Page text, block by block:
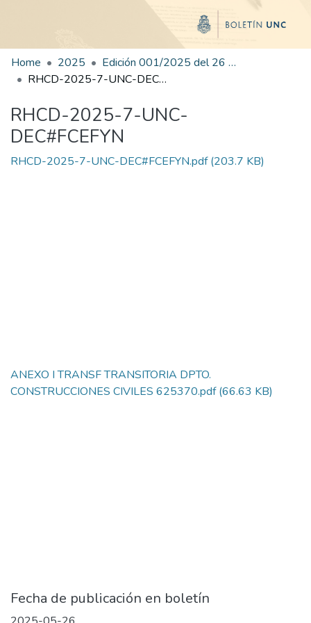
Home 2025
Edición 001/2025 del 26 de mayo de 2025
RHCD-2025-7-UNC-DEC#FCEFYN
RHCD-2025-7-UNC-
DEC#FCEFYN
RHCD-2025-7-UNC-DEC#FCEFYN.pdf(203.7 KB)
ANEXO I TRANSF TRANSITORIA DPTO.
CONSTRUCCIONES CIVILES 625370.pdf(66.63 KB)
Fecha de publicación en boletín